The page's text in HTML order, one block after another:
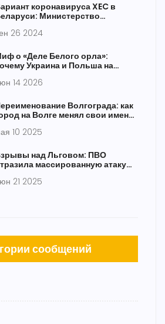
коронавируса XEC в
Министерство
26 2024
о «Деле Белого орла»:
Украина и Польша на
14 2026
Волгограда: как
на Волге менял свои имена
10 2025
над Льговом: ПВО
массированную атаку
21 2025
сообщений